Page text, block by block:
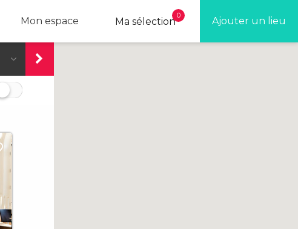
Ajouter un lieu
Ma sélection
0
Mon espace